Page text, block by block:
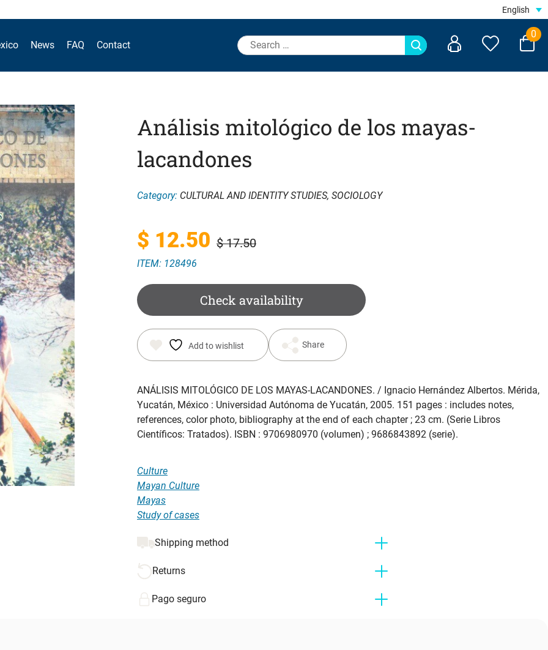
English
News FAQ Contact
Search
for:
0
Análisis mitológico de los mayas-
lacandones
Category: CULTURAL AND IDENTITY STUDIES, SOCIOLOGY
$17.50
Original
price
was:
$ 17.50.
$ 12.50
Current
price
is:
$ 12.50.
ITEM: 128496
Check availability
Add to wishlist Share
ANÁLISIS MITOLÓGICO DE LOS MAYAS-LACANDONES. / Ignacio Hernández Albertos. Mérida,
Yucatán, México : Universidad Autónoma de Yucatán, 2005. 151 pages : includes notes,
references, color photo, bibliography at the end of each chapter ; 23 cm. (Serie Libros
Científicos: Tratados). ISBN : 9706980970 (volumen) ; 9686843892 (serie).
Culture
Mayan Culture
Mayas
Study of cases
Shipping method
Returns
Pago seguro